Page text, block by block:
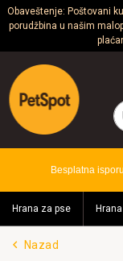
Obaveštenje: Poštovani
porudžbina u našim
Psi
Mačke
Glodari
Akvaristika
Teraristika
Brendovi
Besplatna
Hrana za pse
Nazad